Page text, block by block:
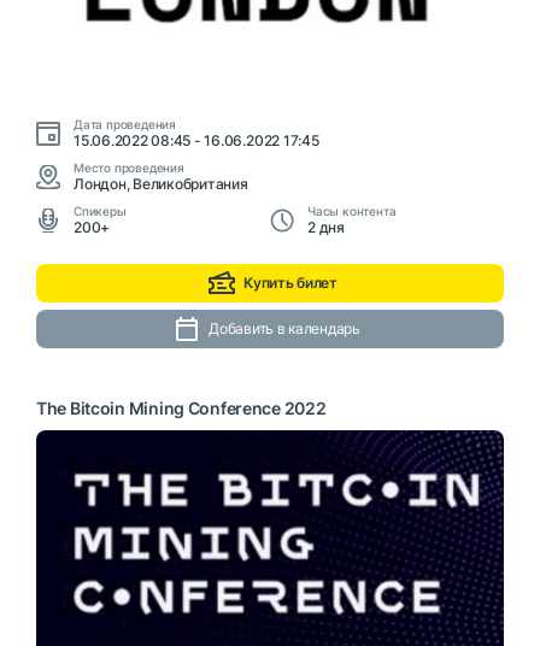
Дата проведения
15.06.2022 08:45 - 16.06.2022 17:45
Место проведения
Лондон, Великобритания
Cпикеры
200+
Часы контента
2 дня
Купить билет
Добавить в календарь
The Bitcoin Mining Conference 2022